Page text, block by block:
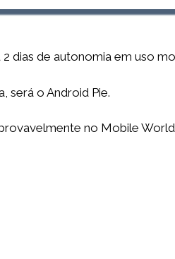
dias de autonomia em uso
será o Android Pie.
no Mobile